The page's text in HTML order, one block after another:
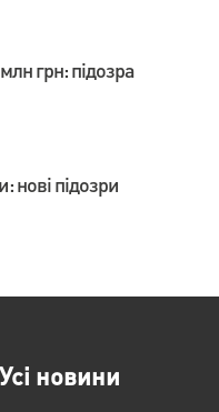
грн: підозра
нові підозри
Усі новини